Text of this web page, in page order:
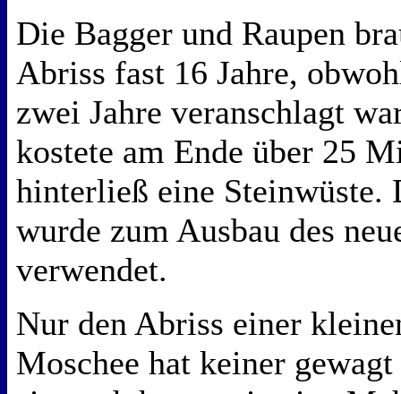
Die Bagger und Raupen
Abriss fast 16 Jahre,
zwei Jahre veranschlagt
kostete am Ende über 25
hinterließ eine Steinwüste.
wurde zum Ausbau des
verwendet.
Nur den Abriss einer
Moschee hat keiner